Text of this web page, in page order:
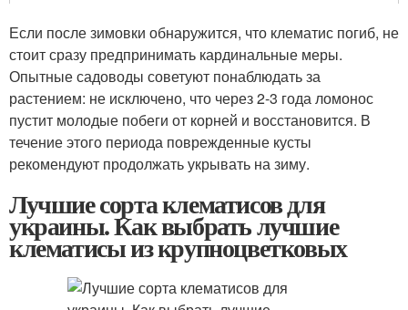
Если после зимовки обнаружится, что клематис погиб, не
стоит сразу предпринимать кардинальные меры.
Опытные садоводы советуют понаблюдать за
растением: не исключено, что через 2-3 года ломонос
пустит молодые побеги от корней и восстановится. В
течение этого периода поврежденные кусты
рекомендуют продолжать укрывать на зиму.
Лучшие сорта клематисов для
украины. Как выбрать лучшие
клематисы из крупноцветковых